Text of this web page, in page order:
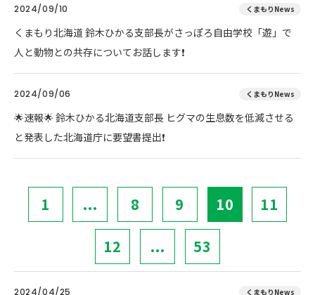
2024/09/10 くまもりNews
くまもり北海道 鈴木ひかる支部長がさっぽろ自由学校「遊」で
人と動物との共存についてお話します❗
2024/09/06 くまもりNews
🌟速報🌟 鈴木ひかる北海道支部長 ヒグマの生息数を低減させる
と発表した北海道庁に要望書提出❗
1 ... 8 9 10 11
12 ... 53
2024/04/25 くまもりNews